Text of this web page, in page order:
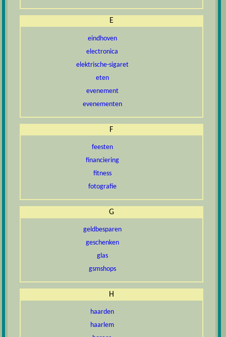
E
eindhoven
electronica
elektrische-sigaret
eten
evenement
evenementen
F
feesten
financiering
fitness
fotografie
G
geldbesparen
geschenken
glas
gsmshops
H
haarden
haarlem